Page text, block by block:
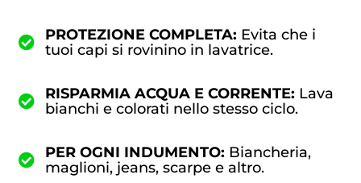
PROTEZIONE COMPLETA: Evita che i
tuoi capi si rovinino in lavatrice.
RISPARMIA ACQUA E CORRENTE: Lava
bianchi e colorati nello stesso ciclo.
PER OGNI INDUMENTO: Biancheria,
maglioni, jeans, scarpe e altro.